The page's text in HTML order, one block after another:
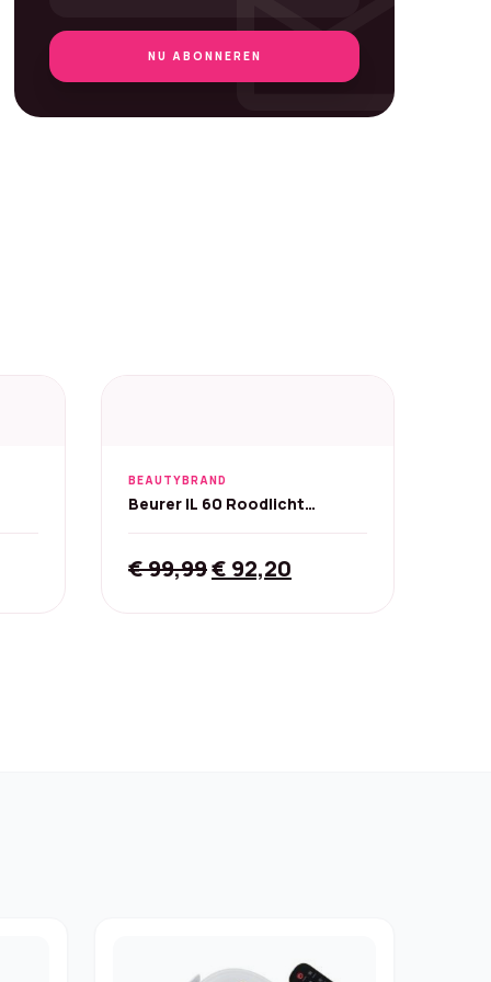
NU ABONNEREN
BEAUTYBRAND
Beurer IL 60 Roodlicht
€99,99Original
€ 92,20